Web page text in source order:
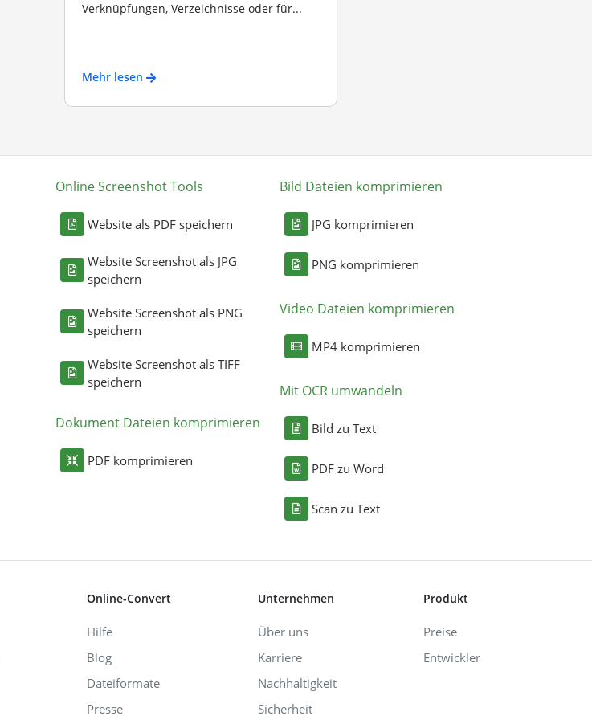
Verknüpfungen, Verzeichnisse oder für...
Mehr lesen
Online Screenshot Tools
Website als PDF speichern
Website Screenshot als JPG
speichern
Website Screenshot als PNG
speichern
Website Screenshot als TIFF
speichern
Dokument Dateien komprimieren
PDF komprimieren
Bild Dateien komprimieren
JPG komprimieren
PNG komprimieren
Video Dateien komprimieren
MP4 komprimieren
Mit OCR umwandeln
Bild zu Text
PDF zu Word
Scan zu Text
Online-Convert
Hilfe
Blog
Dateiformate
Presse
Unternehmen
Über uns
Karriere
Nachhaltigkeit
Sicherheit
Produkt
Preise
Entwickler